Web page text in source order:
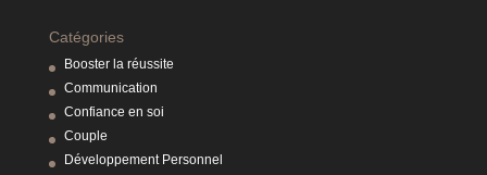
Catégories
Booster la réussite
Communication
Confiance en soi
Couple
Développement Personnel